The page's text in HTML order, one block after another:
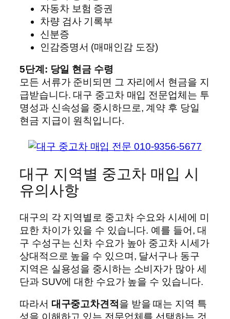
자동차 보험 증권
차량 검사 기록부
신분증
인감증명서 (매매인감 도장)
5단계: 당일 현금 수령
모든 서류가 준비되면 그 자리에서 현금을 지
급받습니다. 대구 중고차 매입 전문업체는 투
명성과 신속성을 중시하므로, 계약 후 당일
현금 지급이 원칙입니다.
대구 지역별 중고차 매입 시
유의사항
대구의 각 지역별로 중고차 수요와 시세에 미
묘한 차이가 있을 수 있습니다. 예를 들어, 대
구 수성구는 신차 수요가 높아 중고차 시세가
상대적으로 높을 수 있으며, 달서구나 동구
지역은 실용성을 중시하는 소비자가 많아 세
단과 SUV에 대한 수요가 높을 수 있습니다.
따라서 대구중고차견적을 받을 때는 지역 특
성을 이해하고 있는 전문업체를 선택하는 것